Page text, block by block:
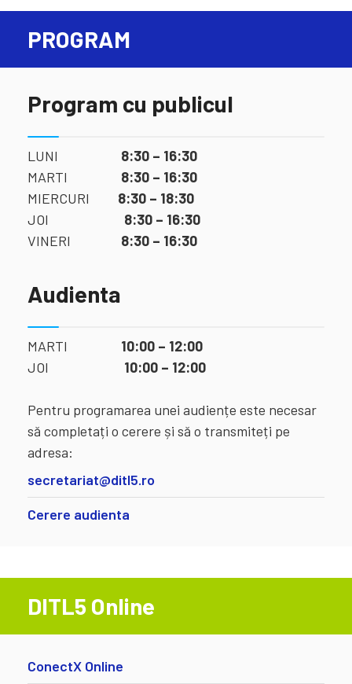
PROGRAM
Program cu publicul
LUNI 8:30 – 16:30
MARTI 8:30 – 16:30
MIERCURI 8:30 – 18:30
JOI 8:30 – 16:30
VINERI 8:30 – 16:30
Audienta
MARTI 10:00 – 12:00
JOI 10:00 – 12:00
Pentru programarea unei audiențe este necesar
să completați o cerere și să o transmiteți pe
adresa:
secretariat@ditl5.ro
Cerere audienta
DITL5 Online
ConectX Online